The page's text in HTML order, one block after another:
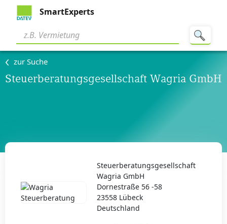
SmartExperts
zur Suche
Steuerberatungsgesellschaft Wagria GmbH
Steuerberatungsgesellschaft
Wagria GmbH
Dornestraße 56 -58
23558 Lübeck
Deutschland